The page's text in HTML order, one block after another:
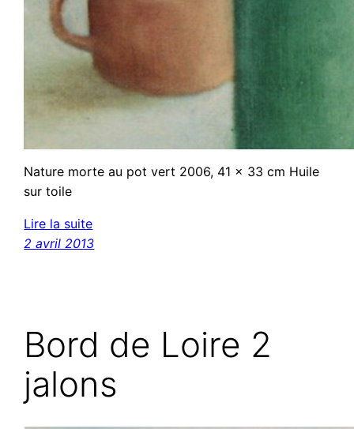
Nature morte au pot vert 2006, 41 x 33 cm Huile
sur toile
Lire la suite
2 avril 2013
Bord de Loire 2
jalons